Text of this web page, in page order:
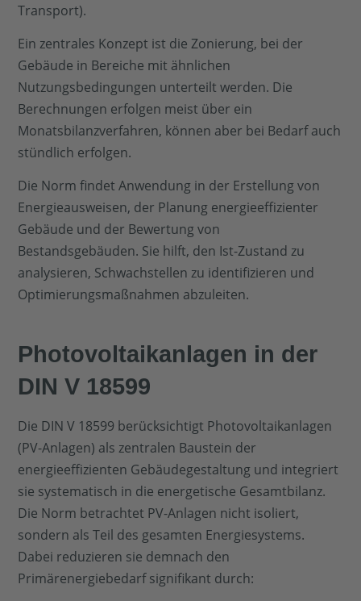
Transport).
Ein zentrales Konzept ist die Zonierung, bei der
Gebäude in Bereiche mit ähnlichen
Nutzungsbedingungen unterteilt werden. Die
Berechnungen erfolgen meist über ein
Monatsbilanzverfahren, können aber bei Bedarf auch
stündlich erfolgen.
Die Norm findet Anwendung in der Erstellung von
Energieausweisen, der Planung energieeffizienter
Gebäude und der Bewertung von
Bestandsgebäuden. Sie hilft, den Ist-Zustand zu
analysieren, Schwachstellen zu identifizieren und
Optimierungsmaßnahmen abzuleiten.
Photovoltaikanlagen in der
DIN V 18599
Die DIN V 18599 berücksichtigt Photovoltaikanlagen
(PV-Anlagen) als zentralen Baustein der
energieeffizienten Gebäudegestaltung und integriert
sie systematisch in die energetische Gesamtbilanz.
Die Norm betrachtet PV-Anlagen nicht isoliert,
sondern als Teil des gesamten Energiesystems.
Dabei reduzieren sie demnach den
Primärenergiebedarf signifikant durch: